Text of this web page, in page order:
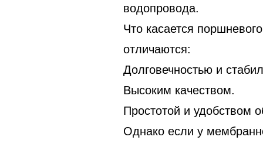
водопровода.
Что касается
отличаются:
Долговечностью и
Высоким качеством.
Простотой и удобством
Однако если у